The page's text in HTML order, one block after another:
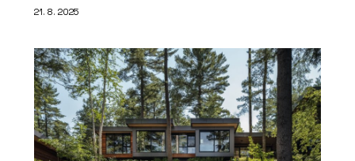
21. 8. 2025